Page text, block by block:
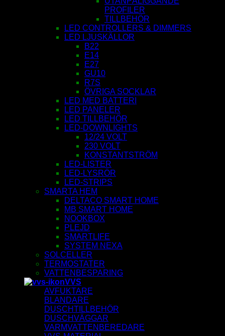
PROFILER
TILLBEHÖR
LED CONTROLLERS & DIMMERS
LED LJUSKÄLLOR
B22
E14
E27
GU10
R7S
ÖVRIGA SOCKLAR
LED MED BATTERI
LED PANELER
LED TILLBEHÖR
LED-DOWNLIGHTS
12/24 VOLT
230 VOLT
KONSTANTSTRÖM
LED-LISTER
LED-LYSRÖR
LED-STRIPS
SMARTA HEM
DELTACO SMART HOME
MB SMART HOME
NOOKBOX
PLEJD
SMARTLIFE
SYSTEM NEXA
SOLCELLER
TERMOSTATER
VATTENBESPARING
VVS
AVFUKTARE
BLANDARE
DUSCHTILLBEHÖR
DUSCHVÄGGAR
VARMVATTENBEREDARE